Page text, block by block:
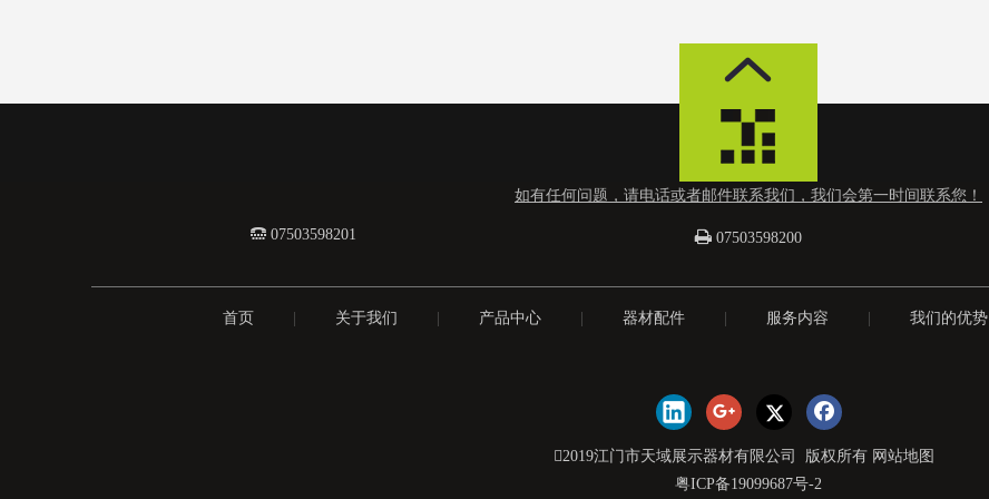
如有任何问题，请电话或者邮件联系我们，我们会第一时间联系您！
 07503598201  07503598200
首页 关于我们 产品中心 器材配件 服务内容 我们的优势
2019江门市天域展示器材有限公司 版权所有 网站地图
粤ICP备19099687号-2